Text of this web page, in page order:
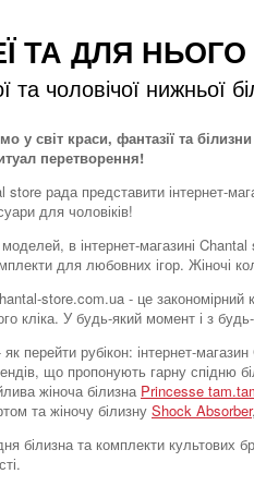
ТА ДЛЯ НЬОГО
та чоловічої нижньої
у світ краси, фантазії та
перетворення!
store рада представити інтернет-
для чоловіків!
в інтернет-магазині
для любовних ігор. Жіночі
store.com.ua - це
кліка. У будь-який момент і з
як перейти рубікон: інтернет-
що пропонують гарну спідню
жіноча білизна Princesse
та жіночу білизну Shock Absorber
білизна та комплекти культових